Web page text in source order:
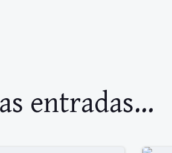
entradas...